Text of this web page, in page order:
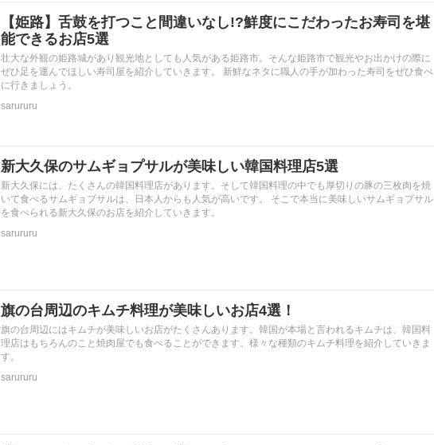
【姫路】舌鼓を打つこと間違いなし!?鮮度にこだわったお寿司を堪
能できるお店5選
壮大な外観の姫路城があり観光地としても人気がある姫路市。そんな姫路市で観光やお出かけの際に
ぜひ足を運んでほしい寿司屋を紹介していきます。 新鮮なネタに職人の手が加わった寿司をぜひ食べ
に行きましょう。
sarururu
新大久保のサムギョプサルが美味しい韓国料理店5選
新大久保には、たくさんの韓国料理店があります。そして韓国料理の中でも厚切りの豚の三枚肉を焼
いて食べるサムギョプサルは、日本人からも人気が高いです。 そこで本当に美味しいサムギョプサル
を食べられる新大久保のお店を紹介していきます。
sarururu
旗の台周辺のキムチ料理が美味しいお店4選！
旗の台周辺にはキムチが美味しいお店がたくさんあります。韓国が本場と言われるキムチは、韓国料
理店はもちろんのこと焼肉屋でも食べることができます。様々な種類のキムチ料理を紹介していきま
す。
sarururu